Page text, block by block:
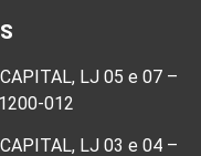
LJ 05 e 07 –
012
LJ 03 e 04 –